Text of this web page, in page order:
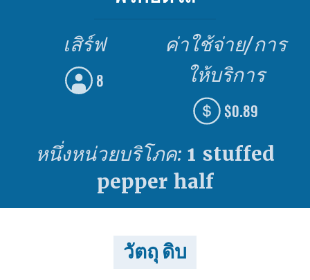
เสิร์ฟ
8
ค่าใช้จ่าย/การ
ให้บริการ
$0.89
หนึ่งหน่วยบริโภค: 1 stuffed
pepper half
วัตถุ ดิบ